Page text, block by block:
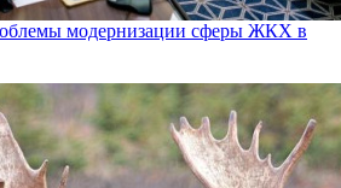
модернизации сферы ЖКХ в